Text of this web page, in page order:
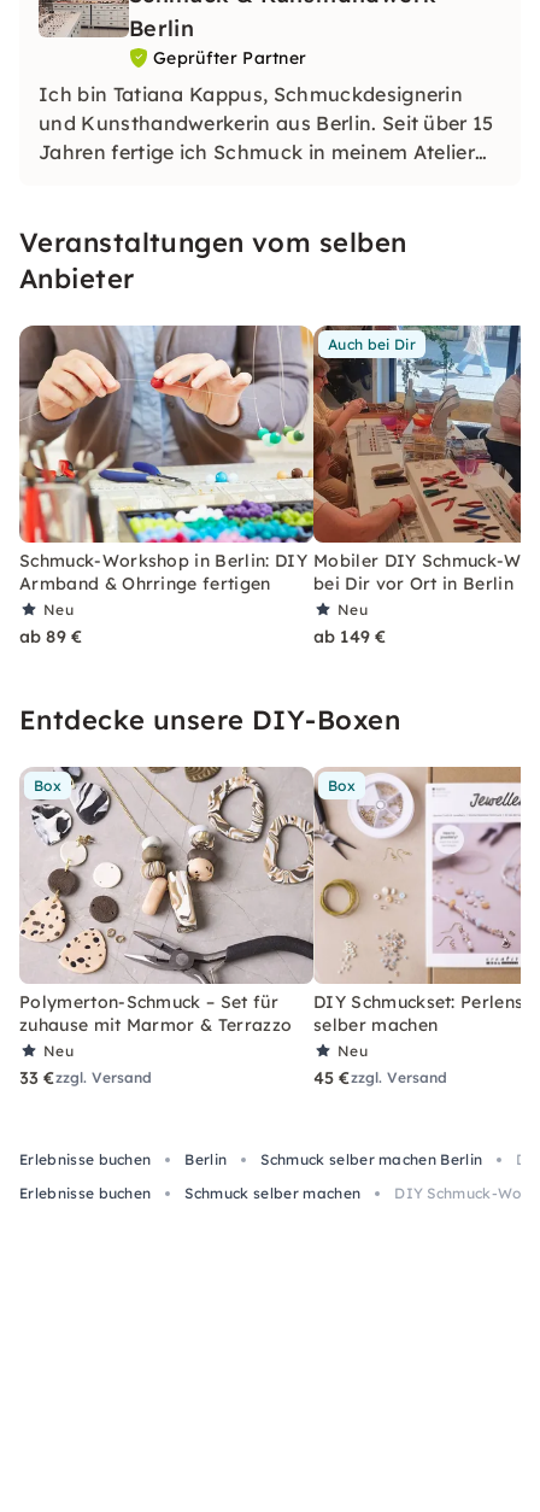
Berlin
Geprüfter Partner
Ich bin Tatiana Kappus, Schmuckdesignerin
und Kunsthandwerkerin aus Berlin. Seit über 15
Jahren fertige ich Schmuck in meinem Atelier
Atmosphäre lernst du echtes
Schmuckhandwerk mit hochwertigen
Materialien.
Veranstaltungen vom selben
Anbieter
Schmuck-Workshop in Berlin: DIY
Armband & Ohrringe fertigen
Neu
ab 89 €
Auch bei Dir
Mobiler DIY Schmuck-
bei Dir vor Ort in Berlin
Neu
ab 149 €
Entdecke unsere DIY-Boxen
Box
Polymerton-Schmuck – Set für
zuhause mit Marmor & Terrazzo
Neu
33 €zzgl. Versand
Box
DIY Schmuckset:
selber machen
Neu
45 €zzgl. Versand
Erlebnisse buchen Berlin Schmuck selber machen Berlin
Erlebnisse buchen
Schmuck selber machen DIY Schmuck-